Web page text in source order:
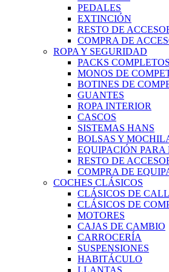
PEDALES
EXTINCIÓN
RESTO DE
COMPRA DE
ROPA Y SEGURIDAD
PACKS COMPLETOS
MONOS DE
BOTINES DE
GUANTES
ROPA INTERIOR
CASCOS
SISTEMAS HANS
BOLSAS Y
EQUIPACIÓN PARA
RESTO DE
COMPRA DE
COCHES CLÁSICOS
CLÁSICOS DE
CLÁSICOS DE
MOTORES
CAJAS DE CAMBIO
CARROCERÍA
SUSPENSIONES
HABITÁCULO
LLANTAS